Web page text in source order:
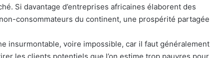
Si davantage d’entreprises africaines élaborent des
consommateurs du continent, une prospérité partagée
insurmontable, voire impossible, car il faut généralement